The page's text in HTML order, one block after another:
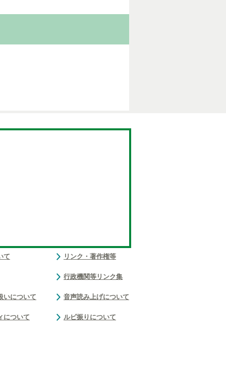
て
いについて
について
リンク・著作権等
行政機関等リンク集
音声読み上げについて
ルビ振りについて